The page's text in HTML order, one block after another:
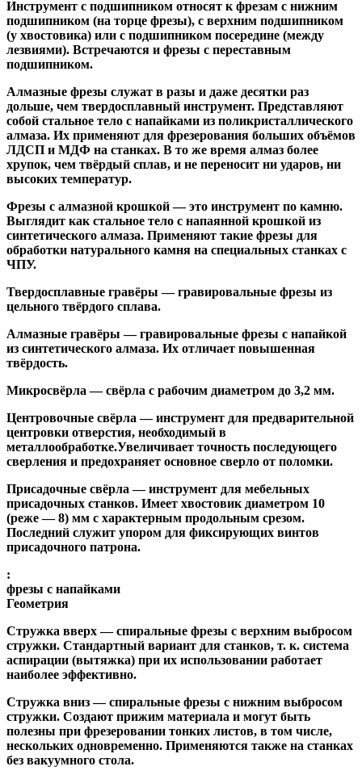
Инструмент с подшипником относят к фрезам с нижним
подшипником (на торце фрезы), с верхним подшипником
(у хвостовика) или с подшипником посередине (между
лезвиями). Встречаются и фрезы с переставным
подшипником.
Алмазные фрезы служат в разы и даже десятки раз
дольше, чем твердосплавный инструмент. Представляют
собой стальное тело с напайками из поликристаллического
алмаза. Их применяют для фрезерования больших объёмов
ЛДСП и МДФ на станках. В то же время алмаз более
хрупок, чем твёрдый сплав, и не переносит ни ударов, ни
высоких температур.
Фрезы с алмазной крошкой— это инструмент по камню.
Выглядит как стальное тело с напаянной крошкой из
синтетического алмаза. Применяют такие фрезы для
обработки натурального камня на специальных станках с
ЧПУ.
Твердосплавные гравёры — гравировальные фрезы из
цельного твёрдого сплава.
Алмазные гравёры — гравировальные фрезы с напайкой
из синтетического алмаза. Их отличает повышенная
твёрдость.
Микросвёрла — свёрла с рабочим диаметром до 3,2 мм.
Центровочные свёрла — инструмент для предварительной
центровки отверстия, необходимый в
металлообработке.Увеличивает точность последующего
сверления и предохраняет основное сверло от поломки.
Присадочные свёрла — инструмент для мебельных
присадочных станков. Имеет хвостовик диаметром 10
(реже — 8) мм с характерным продольным срезом.
Последний служит упором для фиксирующих винтов
присадочного патрона.
:
фрезы с напайками
Геометрия
Стружка вверх— спиральные фрезы с верхним выбросом
стружки. Стандартный вариант для станков, т. к. система
аспирации (вытяжка) при их использовании работает
наиболее эффективно.
Стружка вниз— спиральные фрезы с нижним выбросом
стружки. Создают прижим материала и могут быть
полезны при фрезеровании тонких листов, в том числе,
нескольких одновременно. Применяются также на станках
без вакуумного стола.